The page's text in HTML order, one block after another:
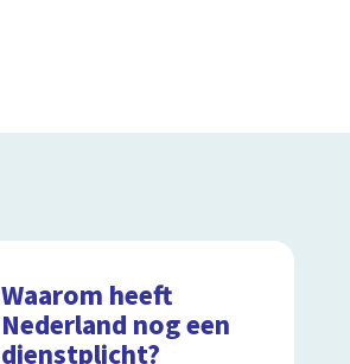
Waarom heeft
Nederland nog een
dienstplicht?